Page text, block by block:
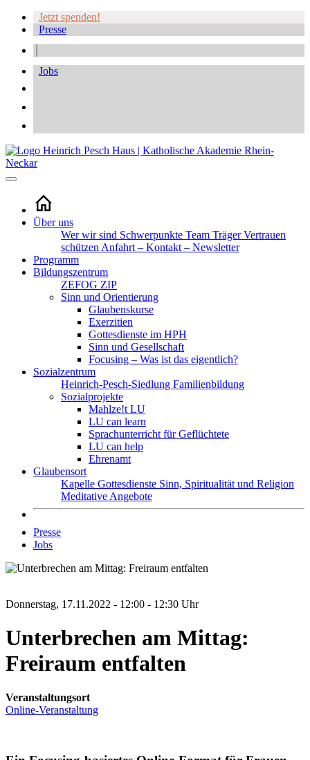
Jetzt spenden!
Presse
Jobs
Über uns
Wer wir sind Schwerpunkte Team TrägerVertrauen
schützen Anfahrt – Kontakt – Newsletter
Programm
Bildungszentrum
ZEFOG ZIP
Sinn und Orientierung
Glaubenskurse
Exerzitien
Gottesdienste im HPH
Sinn und Gesellschaft
Focusing – Was ist das eigentlich?
Sozialzentrum
Heinrich-Pesch-Siedlung Familienbildung
Sozialprojekte
Mahlze!t LU
LU can learn
Sprachunterricht für Geflüchtete
LU can help
Ehrenamt
Glaubensort
Kapelle Gottesdienste Sinn, Spiritualität und Religion
Meditative Angebote
Presse
Jobs
Donnerstag, 17.11.2022 - 12:00 - 12:30 Uhr
Unterbrechen am Mittag:
Freiraum entfalten
Veranstaltungsort
Online-Veranstaltung